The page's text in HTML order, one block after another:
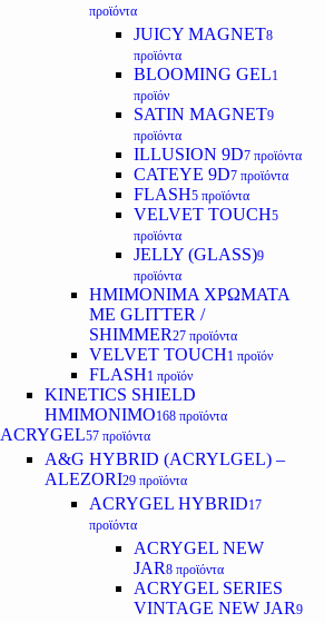
προϊόντα
JUICY MAGNET8
προϊόντα
BLOOMING GEL1
προϊόν
SATIN MAGNET9
προϊόντα
ILLUSION 9D7 προϊόντα
CATEYE 9D7 προϊόντα
FLASH5 προϊόντα
VELVET TOUCH5
προϊόντα
JELLY (GLASS)9
προϊόντα
ΗΜΙΜΟΝΙΜA ΧΡΩΜΑΤΑ
ΜΕ GLITTER /
SHIMMER27 προϊόντα
VELVET TOUCH1 προϊόν
FLASH1 προϊόν
KINETICS SHIELD
ΗΜΙΜΟΝΙΜΟ168 προϊόντα
ACRYGEL57 προϊόντα
A&G HYBRID (ACRYLGEL) –
ALEZORI29 προϊόντα
ACRYGEL HYBRID17
προϊόντα
ACRYGEL NEW
JAR8 προϊόντα
ACRYGEL SERIES
VINTAGE NEW JAR9